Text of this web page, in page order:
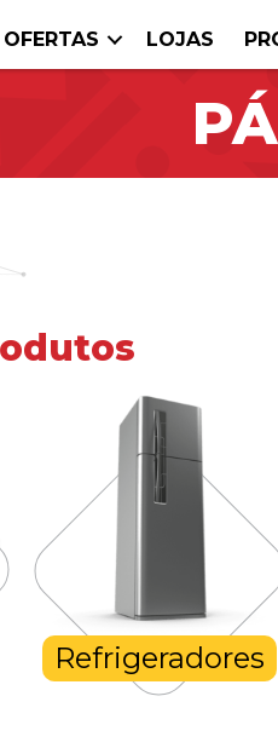
OFERTAS LOJAS
Refrigeradores